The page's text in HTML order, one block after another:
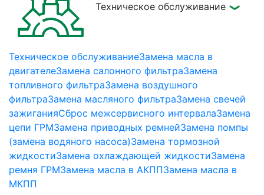
Техническое обслуживание
Техническое обслуживаниеЗамена масла в
двигателеЗамена салонного фильтраЗамена
топливного фильтраЗамена воздушного
фильтраЗамена масляного фильтраЗамена свечей
зажиганияСброс межсервисного интервалаЗамена
цепи ГРМЗамена приводных ремнейЗамена помпы
(замена водяного насоса)Замена тормозной
жидкостиЗамена охлаждающей жидкостиЗамена
ремня ГРМЗамена масла в АКППЗамена масла в
МКПП